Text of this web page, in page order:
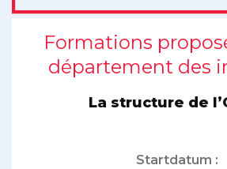
Formations
département des
La structure de
Startdatum :